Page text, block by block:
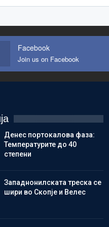
Facebook
Join us on Facebook
Денес портокалова фаза:
Температурите до 40
степени
Западнонилската треска се
шири во Скопје и Велес